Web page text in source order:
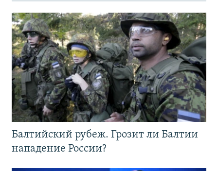
Балтийский рубеж. Грозит ли Балтии
нападение России?